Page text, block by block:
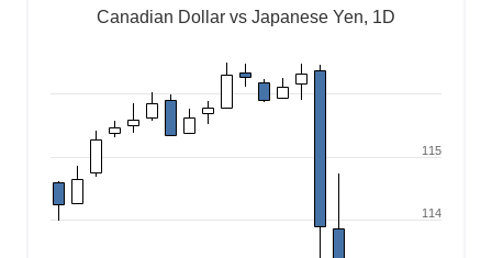
Canadian Dollar vs Japanese Yen, 1D
114
115